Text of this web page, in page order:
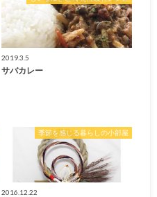
2019.3.5
サバカレー
季節を感じる暮らしの小部屋
2016.12.22